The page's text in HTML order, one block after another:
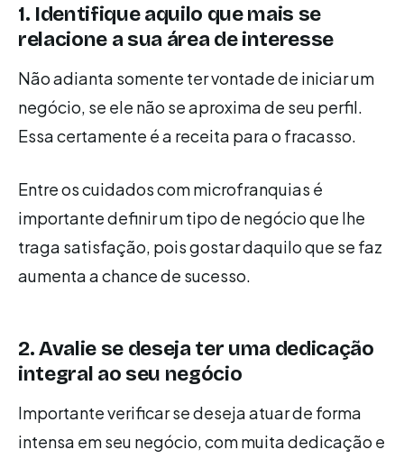
1. Identifique aquilo que mais se
relacione a sua área de interesse
Não adianta somente ter vontade de iniciar um
negócio, se ele não se aproxima de seu perfil.
Essa certamente é a receita para o fracasso.
Entre os cuidados com microfranquias é
importante definir um tipo de negócio que lhe
traga satisfação, pois gostar daquilo que se faz
aumenta a chance de sucesso.
2. Avalie se deseja ter uma dedicação
integral ao seu negócio
Importante verificar se deseja atuar de forma
intensa em seu negócio, com muita dedicação e